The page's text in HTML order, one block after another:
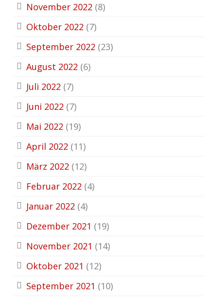
November 2022 (8)
Oktober 2022 (7)
September 2022 (23)
August 2022 (6)
Juli 2022 (7)
Juni 2022 (7)
Mai 2022 (19)
April 2022 (11)
März 2022 (12)
Februar 2022 (4)
Januar 2022 (4)
Dezember 2021 (19)
November 2021 (14)
Oktober 2021 (12)
September 2021 (10)